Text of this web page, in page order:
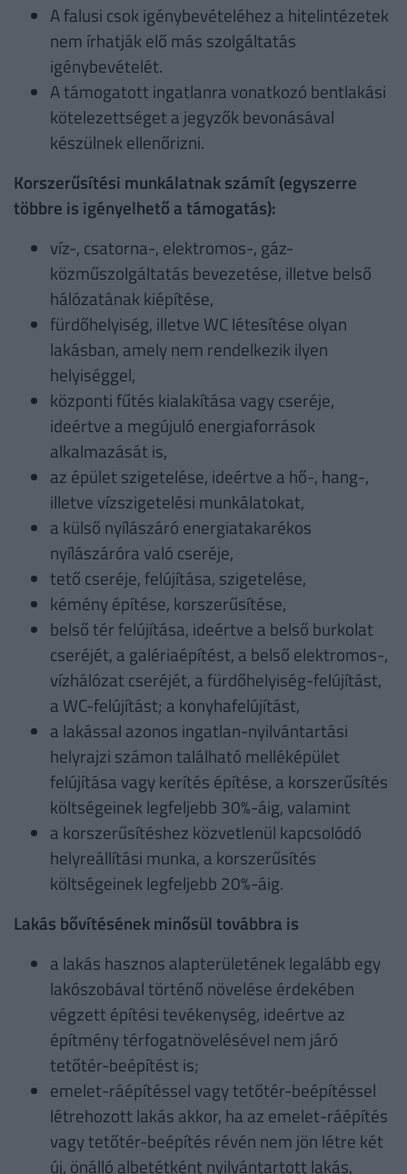
A falusi csok igénybevételéhez a hitelintézetek
nem írhatják elő más szolgáltatás
igénybevételét.
A támogatott ingatlanra vonatkozó bentlakási
kötelezettséget a jegyzők bevonásával
készülnek ellenőrizni.
Korszerűsítési munkálatnak számít (egyszerre
többre is igényelhető a támogatás):
víz-, csatorna-, elektromos-, gáz-
közműszolgáltatás bevezetése, illetve belső
hálózatának kiépítése,
fürdőhelyiség, illetve WC létesítése olyan
lakásban, amely nem rendelkezik ilyen
helyiséggel,
központi fűtés kialakítása vagy cseréje,
ideértve a megújuló energiaforrások
alkalmazását is,
az épület szigetelése, ideértve a hő-, hang-,
illetve vízszigetelési munkálatokat,
a külső nyílászáró energiatakarékos
nyílászáróra való cseréje,
tető cseréje, felújítása, szigetelése,
kémény építése, korszerűsítése,
belső tér felújítása, ideértve a belső burkolat
cseréjét, a galériaépítést, a belső elektromos-,
vízhálózat cseréjét, a fürdőhelyiség-felújítást,
a WC-felújítást; a konyhafelújítást,
a lakással azonos ingatlan-nyilvántartási
helyrajzi számon található melléképület
felújítása vagy kerítés építése, a korszerűsítés
költségeinek legfeljebb 30%-áig, valamint
a korszerűsítéshez közvetlenül kapcsolódó
helyreállítási munka, a korszerűsítés
költségeinek legfeljebb 20%-áig.
Lakás bővítésének minősül továbbra is
a lakás hasznos alapterületének legalább egy
lakószobával történő növelése érdekében
végzett építési tevékenység, ideértve az
építmény térfogatnövelésével nem járó
tetőtér-beépítést is;
emelet-ráépítéssel vagy tetőtér-beépítéssel
létrehozott lakás akkor, ha az emelet-ráépítés
vagy tetőtér-beépítés révén nem jön létre két
új, önálló albetétként nyilvántartott lakás,